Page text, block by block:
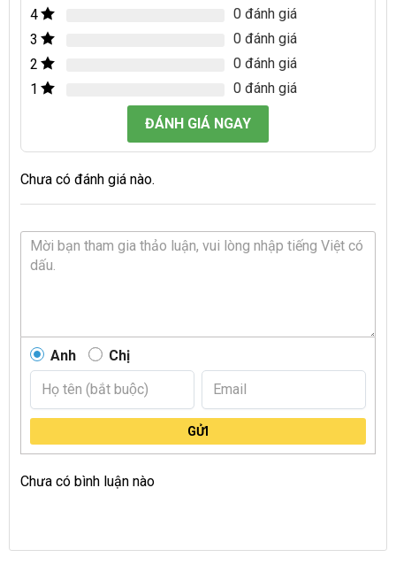
4
0 đánh giá
3
0 đánh giá
2
0 đánh giá
1
0 đánh giá
ĐÁNH GIÁ NGAY
Chưa có đánh giá nào.
Anh Chị
GỬI
Chưa có bình luận nào